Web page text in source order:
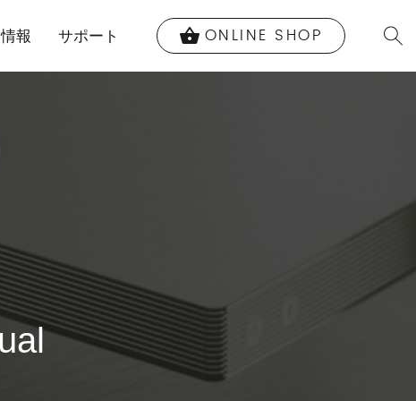
報 サポート shopping_basket ONLINE SHOP